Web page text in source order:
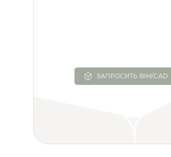
ЗАПРОСИТЬ BIM/CAD